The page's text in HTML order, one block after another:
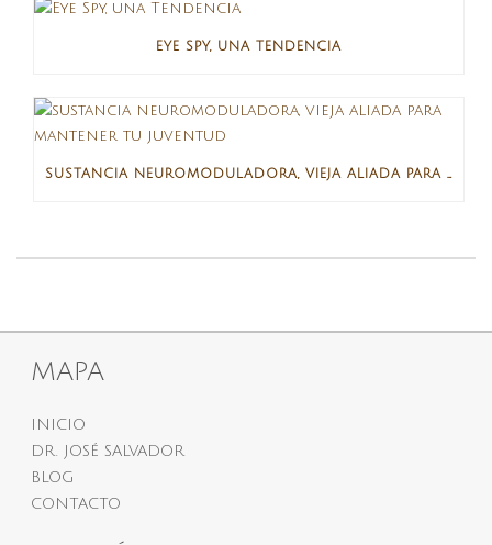
EYE SPY, UNA TENDENCIA
SUSTANCIA NEUROMODULADORA, VIEJA ALIADA PARA MANTENER TU JUVENTUD
MAPA
INICIO
DR. JOSÉ SALVADOR
BLOG
CONTACTO